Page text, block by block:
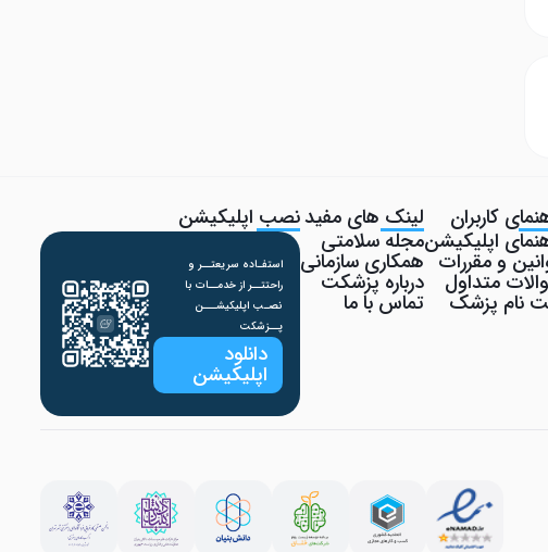
کاربران
اپلیکیشن
و مقررات
متداول
نام پزشک
لینک های مفید
مجله سلامتی
همکاری سازمانی
درباره پزشکت
تماس با ما
نصب اپلیکیشن
استفـاده سریعتــر و
راحتتــر از خدمــات با
نصـب اپلیکیشـــن
پــزشکت
دانلود
اپلیکیشن